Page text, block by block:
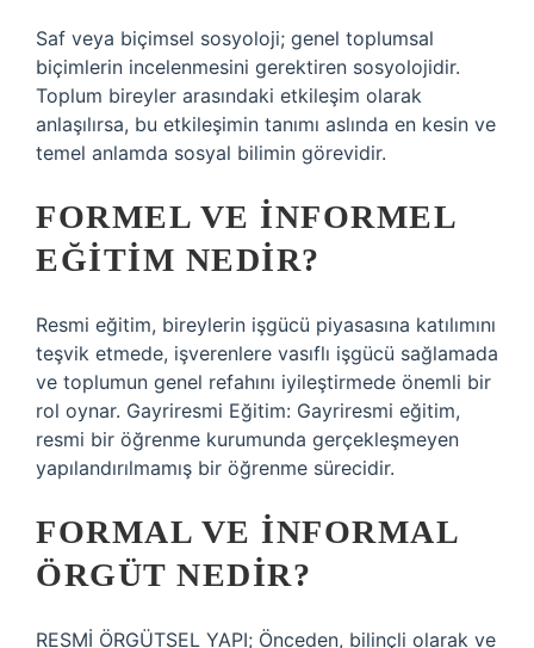
Saf veya biçimsel sosyoloji; genel toplumsal
biçimlerin incelenmesini gerektiren sosyolojidir.
Toplum bireyler arasındaki etkileşim olarak
anlaşılırsa, bu etkileşimin tanımı aslında en kesin ve
temel anlamda sosyal bilimin görevidir.
FORMEL VE INFORMEL
EĞITIM NEDIR?
Resmi eğitim, bireylerin işgücü piyasasına katılımını
teşvik etmede, işverenlere vasıflı işgücü sağlamada
ve toplumun genel refahını iyileştirmede önemli bir
rol oynar. Gayriresmi Eğitim: Gayriresmi eğitim,
resmi bir öğrenme kurumunda gerçekleşmeyen
yapılandırılmamış bir öğrenme sürecidir.
FORMAL VE INFORMAL
ÖRGÜT NEDIR?
RESMİ ÖRGÜTSEL YAPI; Önceden, bilinçli olarak ve